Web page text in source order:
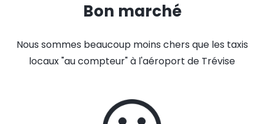
Bon marché
Nous sommes beaucoup moins chers que les taxis
locaux "au compteur" à l'aéroport de Trévise